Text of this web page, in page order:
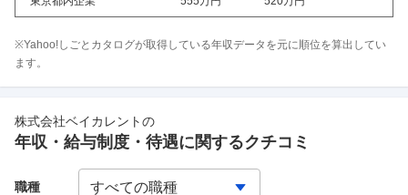
※Yahoo!しごとカタログが取得している年収データを元に順位を算出してい
ます。
株式会社ベイカレントの
年収・給与制度・待遇に関するクチコミ
職種